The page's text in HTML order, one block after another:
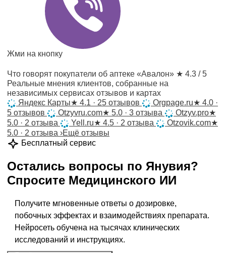
Жми на кнопку
Что говорят покупатели об аптеке «Авалон» ★ 4.3 / 5
Реальные мнения клиентов, собранные на
независимых сервисах отзывов и картах
Яндекс Карты★ 4.1 · 25 отзывов Orgpage.ru★ 4.0 ·
5 отзывов
Otzyvru.com★ 5.0 · 3 отзыва Otzyv.pro★
5.0 · 2 отзыва
Yell.ru★ 4.5 · 2 отзыва Otzovik.com★
5.0 · 2 отзыва ›Ещё отзывы
Бесплатный сервис
Остались вопросы по Янувия?
Спросите Медицинского ИИ
Получите мгновенные ответы о дозировке,
побочных эффектах и взаимодействиях препарата.
Нейросеть обучена на тысячах клинических
исследований и инструкциях.